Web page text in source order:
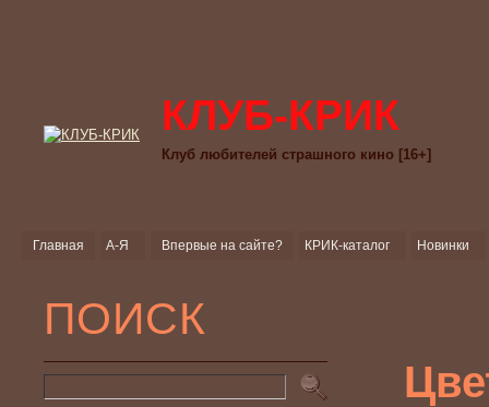
КЛУБ-КРИК
Клуб любителей страшного кино [16+]
Главная А-Я Впервые на сайте? КРИК-каталог Новинки
ПОИСК